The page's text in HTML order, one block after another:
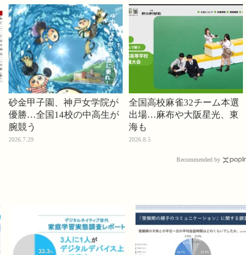
砂金甲子園、神戸女学院が
優勝…全国14校の中高生が
腕競う
2026.7.29
全国高校麻雀32チーム本選
出場…麻布や大阪星光、東
海も
2026.8.5
Recommended by